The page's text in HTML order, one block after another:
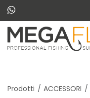
Prodotti ACCESSORI